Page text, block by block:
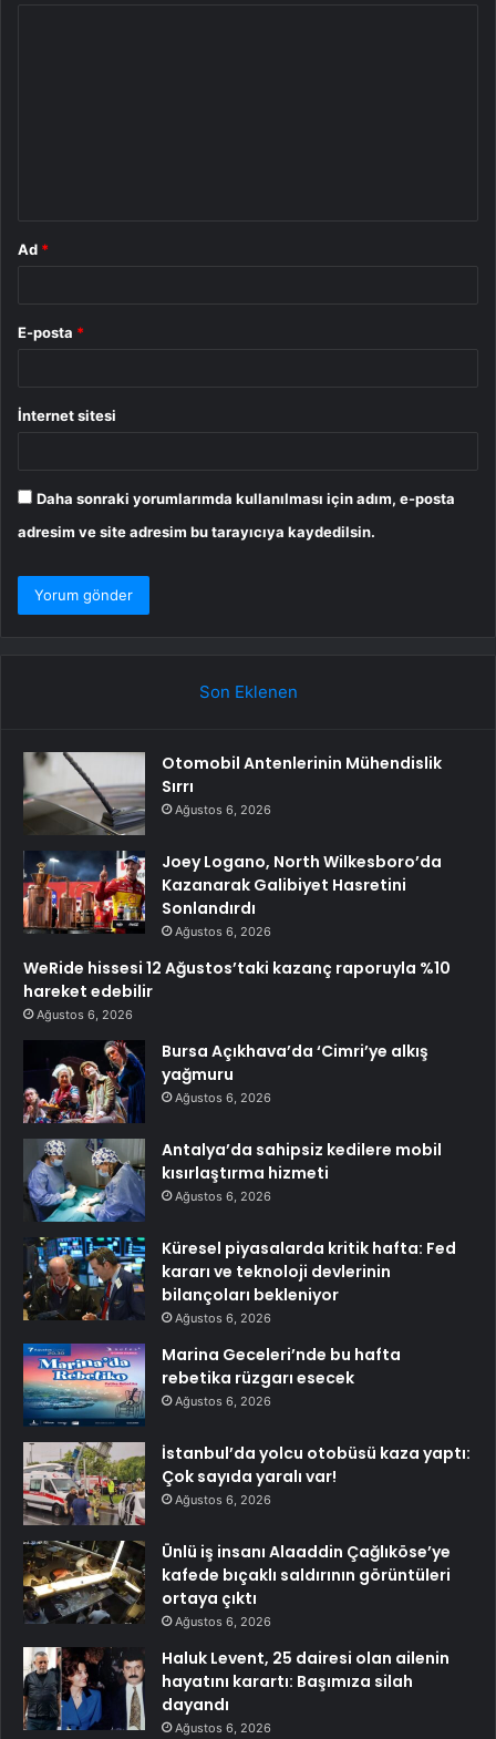
Ad *
E-posta *
İnternet sitesi
Daha sonraki yorumlarımda kullanılması için adım, e-posta
adresim ve site adresim bu tarayıcıya kaydedilsin.
Son Eklenen
Otomobil Antenlerinin Mühendislik
Sırrı
Ağustos 6, 2026
Joey Logano, North Wilkesboro’da
Kazanarak Galibiyet Hasretini
Sonlandırdı
Ağustos 6, 2026
WeRide hissesi 12 Ağustos’taki kazanç raporuyla %10
hareket edebilir
Ağustos 6, 2026
Bursa Açıkhava’da ‘Cimri’ye alkış
yağmuru
Ağustos 6, 2026
Antalya’da sahipsiz kedilere mobil
kısırlaştırma hizmeti
Ağustos 6, 2026
Küresel piyasalarda kritik hafta: Fed
kararı ve teknoloji devlerinin
bilançoları bekleniyor
Ağustos 6, 2026
Marina Geceleri’nde bu hafta
rebetika rüzgarı esecek
Ağustos 6, 2026
İstanbul’da yolcu otobüsü kaza yaptı:
Çok sayıda yaralı var!
Ağustos 6, 2026
Ünlü iş insanı Alaaddin Çağlıköse’ye
kafede bıçaklı saldırının görüntüleri
ortaya çıktı
Ağustos 6, 2026
Haluk Levent, 25 dairesi olan ailenin
hayatını karartı: Başımıza silah
dayandı
Ağustos 6, 2026